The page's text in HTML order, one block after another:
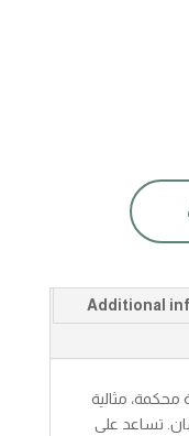
Additional
مثالية
تساعد على